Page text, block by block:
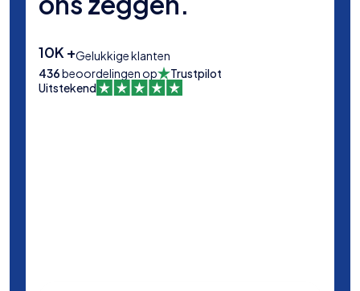
10K +Gelukkige klanten
436beoordelingen op
Trustpilot
Uitstekend